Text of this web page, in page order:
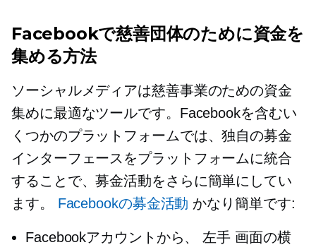
Facebookで慈善団体のために資金を
集める方法
ソーシャルメディアは慈善事業のための資金
集めに最適なツールです。Facebookを含むい
くつかのプラットフォームでは、独自の募金
インターフェースをプラットフォームに統合
することで、募金活動をさらに簡単にしてい
ます。 Facebookの募金活動 かなり簡単です:
Facebookアカウントから、 左手 画面の横